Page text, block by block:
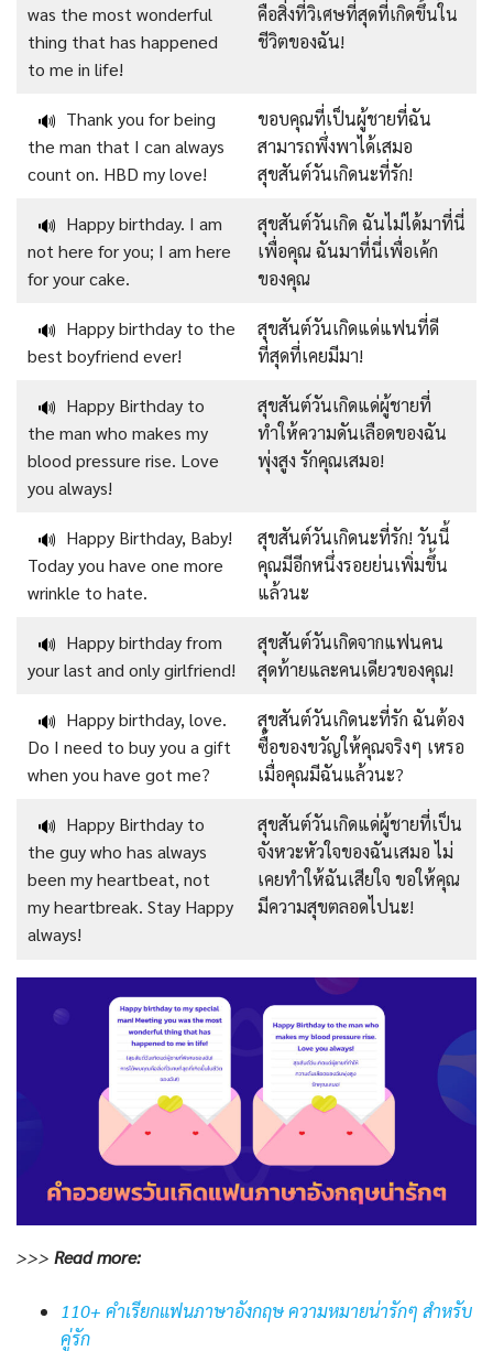
was the most wonderful
thing that has happened
to me in life!
คือสิ่งที่วิเศษที่สุดที่เกิดขึ้นใน
ชีวิตของฉัน!
🔊 Thank you for being
the man that I can always
count on. HBD my love!
ขอบคุณที่เป็นผู้ชายที่ฉัน
สามารถพึ่งพาได้เสมอ
สุขสันต์วันเกิดนะที่รัก!
🔊 Happy birthday. I am
not here for you; I am here
for your cake.
สุขสันต์วันเกิด ฉันไม่ได้มาที่นี่
เพื่อคุณ ฉันมาที่นี่เพื่อเค้ก
ของคุณ
🔊 Happy birthday to the
best boyfriend ever!
สุขสันต์วันเกิดแด่แฟนที่ดี
ที่สุดที่เคยมีมา!
🔊 Happy Birthday to
the man who makes my
blood pressure rise. Love
you always!
สุขสันต์วันเกิดแด่ผู้ชายที่
ทำให้ความดันเลือดของฉัน
พุ่งสูง รักคุณเสมอ!
🔊 Happy Birthday, Baby!
Today you have one more
wrinkle to hate.
สุขสันต์วันเกิดนะที่รัก! วันนี้
คุณมีอีกหนึ่งรอยย่นเพิ่มขึ้น
แล้วนะ
🔊 Happy birthday from
your last and only girlfriend!
สุขสันต์วันเกิดจากแฟนคน
สุดท้ายและคนเดียวของคุณ!
🔊 Happy birthday, love.
Do I need to buy you a gift
when you have got me?
สุขสันต์วันเกิดนะที่รัก ฉันต้อง
ซื้อของขวัญให้คุณจริงๆ เหรอ
เมื่อคุณมีฉันแล้วนะ?
🔊 Happy Birthday to
the guy who has always
been my heartbeat, not
my heartbreak. Stay Happy
always!
สุขสันต์วันเกิดแด่ผู้ชายที่เป็น
จังหวะหัวใจของฉันเสมอ ไม่
เคยทำให้ฉันเสียใจ ขอให้คุณ
มีความสุขตลอดไปนะ!
>>> Readmore:
110+ คำเรียกแฟนภาษาอังกฤษ ความหมายน่ารักๆ สำหรับ
คู่รัก